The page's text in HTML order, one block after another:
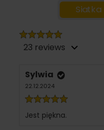
Siatka
23 reviews
Sylwia
22.12.2024
Jest piękna.